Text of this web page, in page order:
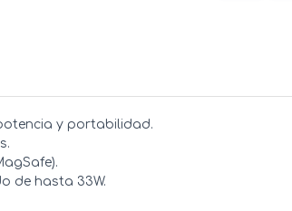
y portabilidad.
de hasta 33W.